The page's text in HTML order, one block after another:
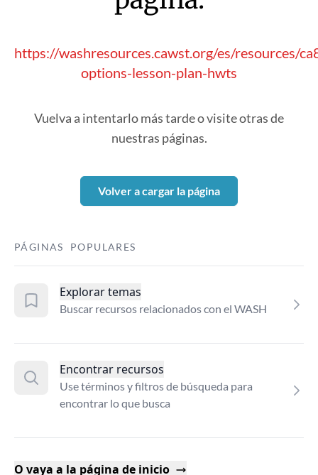
https://washresources.cawst.org/es/resources/
options-lesson-plan-hwts
Vuelva a intentarlo más tarde o visite otras de
nuestras páginas.
Volver a cargar la página
PÁGINAS POPULARES
Explorar temas
Buscar recursos relacionados con el WASH
Encontrar recursos
Use términos y filtros de búsqueda para
encontrar lo que busca
O vaya a la página de inicio